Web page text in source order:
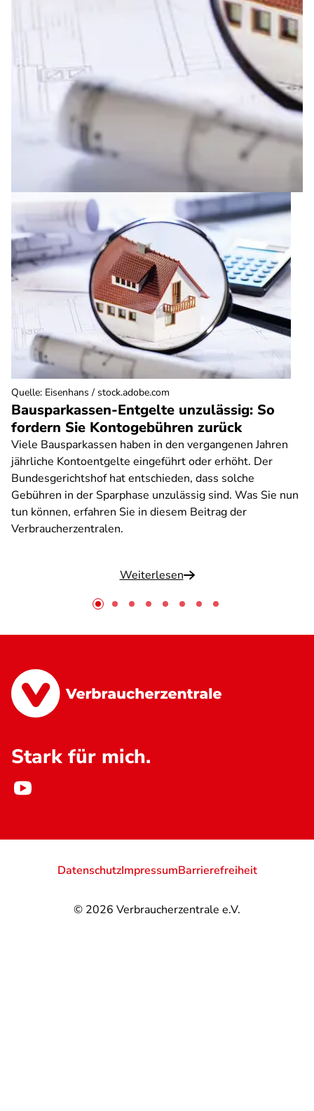
Bausparkassen-Entgelte unzulässig: So
fordern Sie Kontogebühren zurück
Viele Bausparkassen haben in den vergangenen Jahren
jährliche Kontoentgelte eingeführt oder erhöht. Der
Bundesgerichtshof hat entschieden, dass solche
Gebühren in der Sparphase unzulässig sind. Was Sie nun
tun können, erfahren Sie in diesem Beitrag der
Verbraucherzentralen.
Weiterlesen
Quelle: Eisenhans / stock.adobe.com
Stark für mich.
© 2026 Verbraucherzentrale e.V.
DatenschutzImpressumBarrierefreiheit